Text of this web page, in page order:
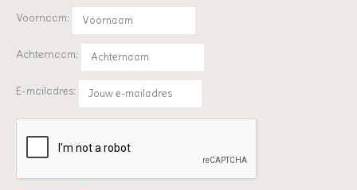
Voornaam:
Achternaam:
E-mailadres: